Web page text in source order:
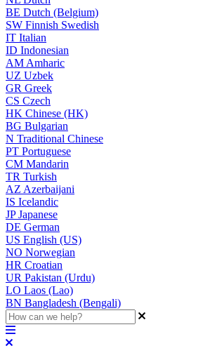
BE Dutch (Belgium)
SW Finnish Swedish
IT Italian
ID Indonesian
AM Amharic
UZ Uzbek
GR Greek
CS Czech
HK Chinese (HK)
BG Bulgarian
N Traditional Chinese
PT Portuguese
CM Mandarin
TR Turkish
AZ Azerbaijani
IS Icelandic
JPJapanese
DE German
US English (US)
NO Norwegian
HR Croatian
UR Pakistan (Urdu)
LO Laos (Lao)
BN Bangladesh (Bengali)